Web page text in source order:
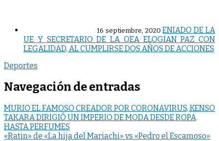
16 septiembre, 2020 ENIADO DE LA
UE Y SECRETARIO DE LA OEA ELOGIAN PAZ CON
LEGALIDAD, AL CUMPLIRSE DOS AÑOS DE ACCIONES
Deportes
Navegación de entradas
MURIO EL FAMOSO CREADOR POR CORONAVIRUS, KENSO
TAKARA DIRIGIÓ UN IMPERIO DE MODA DESDE ROPA
HASTA PERFUMES
«Ratin» de «La hija del Mariachi» vs «Pedro el Escamoso»